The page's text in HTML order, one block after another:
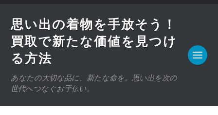
思い出の着物を手放そう！
買取で新たな価値を見つけ
る方法
あなたの大切な品に、新たな命を。思い出を次の
世代へつなぐお手伝い。